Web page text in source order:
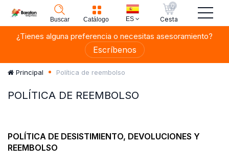
Buscar Catálogo ES
0
Cesta
¿Tienes alguna preferencia o necesitas asesoramiento?
Escríbenos
Principal Política de reembolso
POLÍTICA DE REEMBOLSO
POLÍTICA DE DESISTIMIENTO, DEVOLUCIONES Y
REEMBOLSO